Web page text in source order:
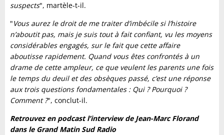
suspects", martèle-t-il.
"Vous aurez le droit de me traiter d’imbécile si l’histoire
n’aboutit pas, mais je suis tout à fait confiant, vu les moyens
considérables engagés, sur le fait que cette affaire
aboutisse rapidement. Quand vous êtes confrontés à un
drame de cette ampleur, ce que veulent les parents une fois
le temps du deuil et des obsèques passé, c’est une réponse
aux trois questions fondamentales : Qui ? Pourquoi ?
Comment ?", conclut-il.
Retrouvez en podcast l’interview de Jean-Marc Florand
dans le Grand Matin Sud Radio